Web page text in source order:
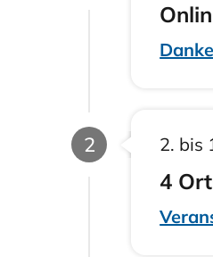
Phase
2 2. bis
4